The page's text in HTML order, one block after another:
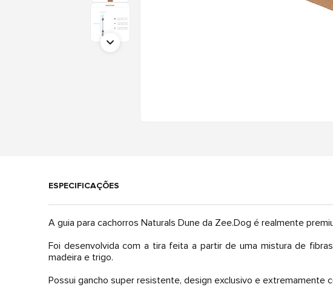
ESPECIFICAÇÕES
A guia para cachorros Naturals Dune da Zee.Dog é realmente
Foi desenvolvida com a tira feita a partir de uma mistura de
madeira e trigo.
Possui gancho super resistente, design exclusivo e extremamente